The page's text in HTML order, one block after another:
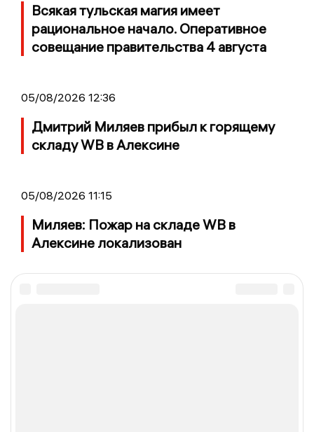
Всякая тульская магия имеет
рациональное начало. Оперативное
совещание правительства 4 августа
05/08/2026 12:36
Дмитрий Миляев прибыл к горящему
складу WB в Алексине
05/08/2026 11:15
Миляев: Пожар на складе WB в
Алексине локализован